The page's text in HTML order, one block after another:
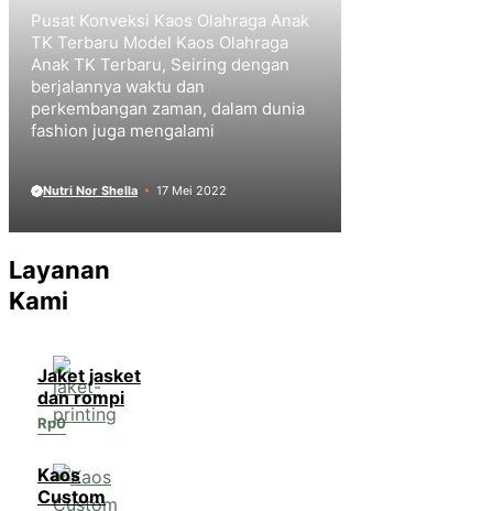
Pusat Konveksi Kaos Olahraga Anak
TK Terbaru Model Kaos Olahraga
Anak TK Terbaru, Seiring dengan
berjalannya waktu dan
perkembangan zaman, dalam dunia
fashion juga mengalami
Nutri Nor Shella 17 Mei 2022
Layanan
Kami
Jaket jasket
dan rompi
Rp0
Kaos
Custom